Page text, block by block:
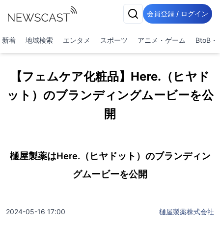
会員登録 / ログイン
新着 地域検索 エンタメ スポーツ アニメ・ゲーム BtoB・
【フェムケア化粧品】Here.（ヒヤド
ット）のブランディングムービーを公
開
樋屋製薬はHere.（ヒヤドット）のブランディン
グムービーを公開
2024-05-16 17:00 樋屋製薬株式会社